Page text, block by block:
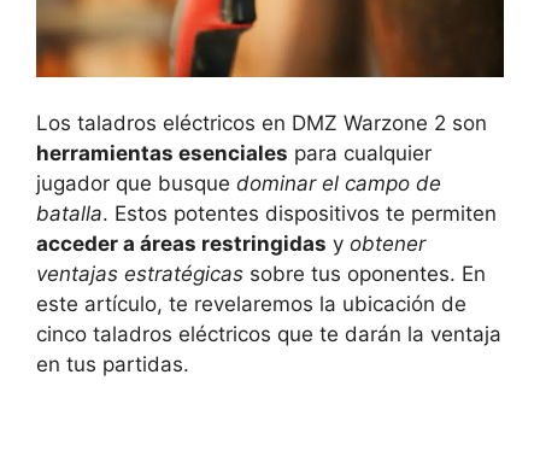
Los taladros eléctricos en DMZ Warzone 2 son
herramientas esenciales para cualquier
jugador que busque dominar el campo de
batalla. Estos potentes dispositivos te permiten
acceder a áreas restringidas y obtener
ventajas estratégicas sobre tus oponentes. En
este artículo, te revelaremos la ubicación de
cinco taladros eléctricos que te darán la ventaja
en tus partidas.